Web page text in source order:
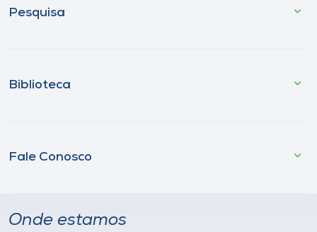
Pesquisa
Biblioteca
Fale Conosco
Onde estamos